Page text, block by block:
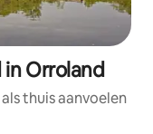
Orroland
thuis aanvoelen